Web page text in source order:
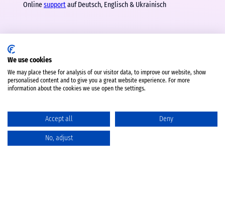
Onlinesupportauf Deutsch, Englisch & Ukrainisch
We use cookies
We may place these for analysis of our visitor data, to improve our website, show
personalised content and to give you a great website experience. For more
information about the cookies we use open the settings.
Accept all Deny
No, adjust